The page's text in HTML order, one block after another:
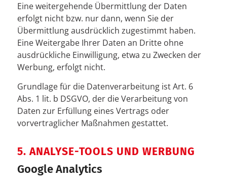
Eine weitergehende Übermittlung der Daten
erfolgt nicht bzw. nur dann, wenn Sie der
Übermittlung ausdrücklich zugestimmt haben.
Eine Weitergabe Ihrer Daten an Dritte ohne
ausdrückliche Einwilligung, etwa zu Zwecken der
Werbung, erfolgt nicht.
Grundlage für die Datenverarbeitung ist Art. 6
Abs. 1 lit. b DSGVO, der die Verarbeitung von
Daten zur Erfüllung eines Vertrags oder
vorvertraglicher Maßnahmen gestattet.
5. ANALYSE-TOOLS UND WERBUNG
Google Analytics